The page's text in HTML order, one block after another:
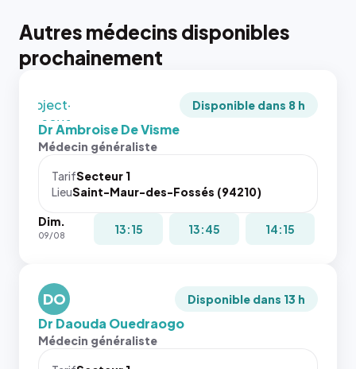
Autres médecins disponibles
prochainement
puisque la
photo est
recadrée
`object-
fit: cover`.
Sans ces
navigateur
pas la
place, et
les trois
dernières
images de
l'annuaire
dans ce
Disponible dans 8 h
Dr Ambroise De Visme
Médecin généraliste
TarifSecteur 1
LieuSaint-Maur-des-Fossés (94210)
Dim.
09/08 13:15 13:45 14:15
DO Disponible dans 13 h
Dr Daouda Ouedraogo
Médecin généraliste
{# 40×40
`.profile-
picture`,
et un
rapport 1:1